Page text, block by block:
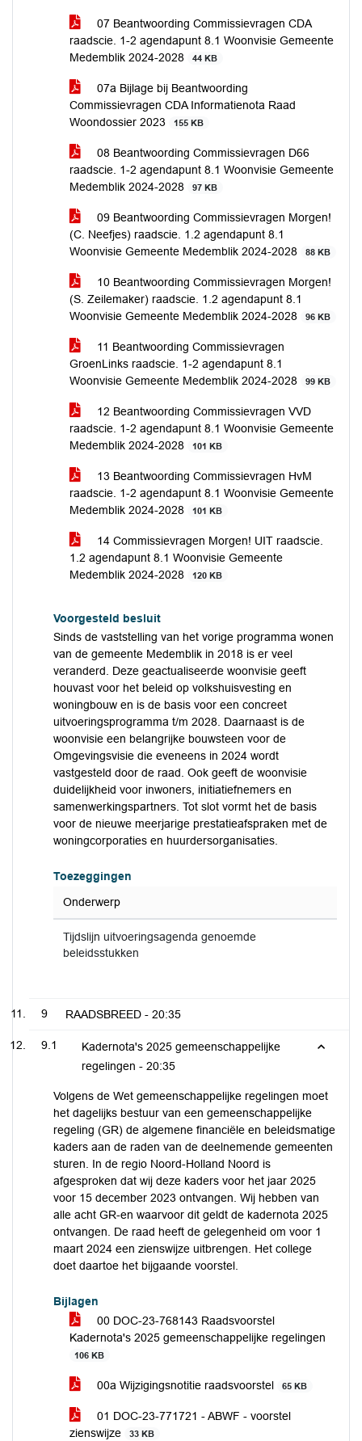
07 Beantwoording Commissievragen CDA
raadscie. 1-2 agendapunt 8.1 Woonvisie Gemeente
Medemblik 2024-2028
44 KB
07a Bijlage bij Beantwoording
Commissievragen CDA Informatienota Raad
Woondossier 2023
155 KB
08 Beantwoording Commissievragen D66
raadscie. 1-2 agendapunt 8.1 Woonvisie Gemeente
Medemblik 2024-2028
97 KB
09 Beantwoording Commissievragen Morgen!
(C. Neefjes) raadscie. 1.2 agendapunt 8.1
Woonvisie Gemeente Medemblik 2024-2028
88 KB
10 Beantwoording Commissievragen Morgen!
(S. Zeilemaker) raadscie. 1.2 agendapunt 8.1
Woonvisie Gemeente Medemblik 2024-2028
96 KB
11 Beantwoording Commissievragen
GroenLinks raadscie. 1-2 agendapunt 8.1
Woonvisie Gemeente Medemblik 2024-2028
99 KB
12 Beantwoording Commissievragen VVD
raadscie. 1-2 agendapunt 8.1 Woonvisie Gemeente
Medemblik 2024-2028
101 KB
13 Beantwoording Commissievragen HvM
raadscie. 1-2 agendapunt 8.1 Woonvisie Gemeente
Medemblik 2024-2028
101 KB
14 Commissievragen Morgen! UIT raadscie.
1.2 agendapunt 8.1 Woonvisie Gemeente
Medemblik 2024-2028
120 KB
Voorgesteld besluit
Sinds de vaststelling van het vorige programma wonen
van de gemeente Medemblik in 2018 is er veel
veranderd. Deze geactualiseerde woonvisie geeft
houvast voor het beleid op volkshuisvesting en
woningbouw en is de basis voor een concreet
uitvoeringsprogramma t/m 2028. Daarnaast is de
woonvisie een belangrijke bouwsteen voor de
Omgevingsvisie die eveneens in 2024 wordt
vastgesteld door de raad. Ook geeft de woonvisie
duidelijkheid voor inwoners, initiatiefnemers en
samenwerkingspartners. Tot slot vormt het de basis
voor de nieuwe meerjarige prestatieafspraken met de
woningcorporaties en huurdersorganisaties.
Toezeggingen
Onderwerp
Tijdslijn uitvoeringsagenda genoemde
beleidsstukken
9 RAADSBREED - 20:35
9.1
Kadernota's 2025 gemeenschappelijke
regelingen - 20:35
Volgens de Wet gemeenschappelijke regelingen moet
het dagelijks bestuur van een gemeenschappelijke
regeling (GR) de algemene financiële en beleidsmatige
kaders aan de raden van de deelnemende gemeenten
sturen. In de regio Noord-Holland Noord is
afgesproken dat wij deze kaders voor het jaar 2025
voor 15 december 2023 ontvangen. Wij hebben van
alle acht GR-en waarvoor dit geldt de kadernota 2025
ontvangen. De raad heeft de gelegenheid om voor 1
maart 2024 een zienswijze uitbrengen. Het college
doet daartoe het bijgaande voorstel.
Bijlagen
00 DOC-23-768143 Raadsvoorstel
Kadernota's 2025 gemeenschappelijke regelingen
106 KB
00a Wijzigingsnotitie raadsvoorstel 65 KB
01 DOC-23-771721 - ABWF - voorstel
zienswijze
33 KB